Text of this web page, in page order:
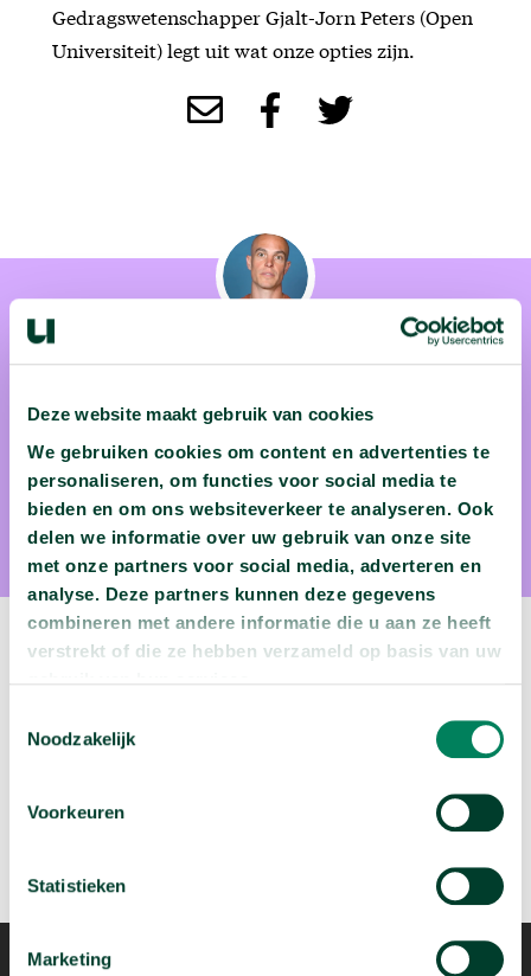
Deze website maakt gebruik van cookies
We gebruiken cookies om content en advertenties te
personaliseren, om functies voor social media te
bieden en om ons websiteverkeer te analyseren. Ook
delen we informatie over uw gebruik van onze site
met onze partners voor social media, adverteren en
analyse. Deze partners kunnen deze gegevens
combineren met andere informatie die u aan ze heeft
verstrekt of die ze hebben verzameld op basis van uw
Noodzakelijk
Voorkeuren
Statistieken
Marketing
Gedragswetenschapper Gjalt-Jorn Peters (Open
Universiteit) legt uit wat onze opties zijn.
Dr. Gjalt-Jorn Peters
Dr. Gjalt-Jorn Peters is gedragswetenschapper aan de Open
Universiteit.
Volgende video:
Bekijk deze video arrow_forward